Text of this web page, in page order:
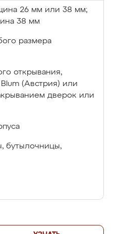
26 мм или 38 мм;
38 мм
размера
открывания,
(Австрия) или
дверок или
бутылочницы,